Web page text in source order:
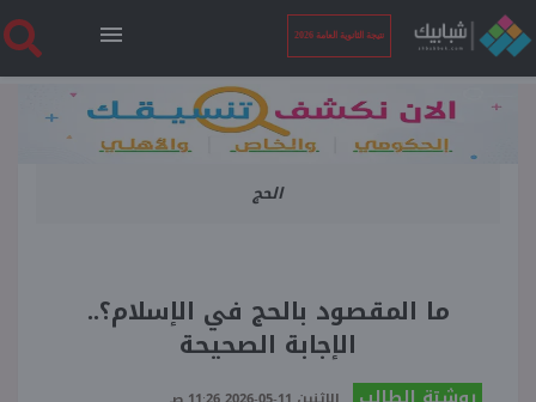
نتيجة الثانوية العامة 2026
الرئيسية
نتيجة الثانوية العامة 2026
فنجان قهوة
الحج
ما المقصود بالحج في الإسلام؟..
الإجابة الصحيحة